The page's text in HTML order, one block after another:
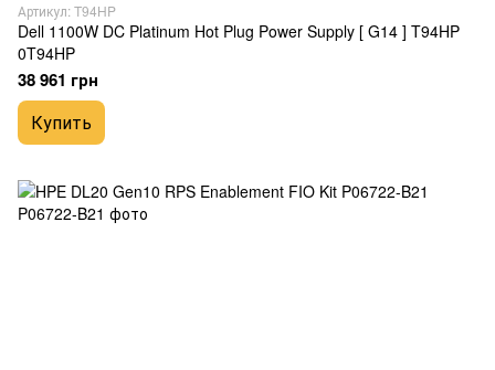
Артикул: T94HP
Dell 1100W DC Platinum Hot Plug Power Supply [ G14 ] T94HP
0T94HP
38 961 грн
Купить